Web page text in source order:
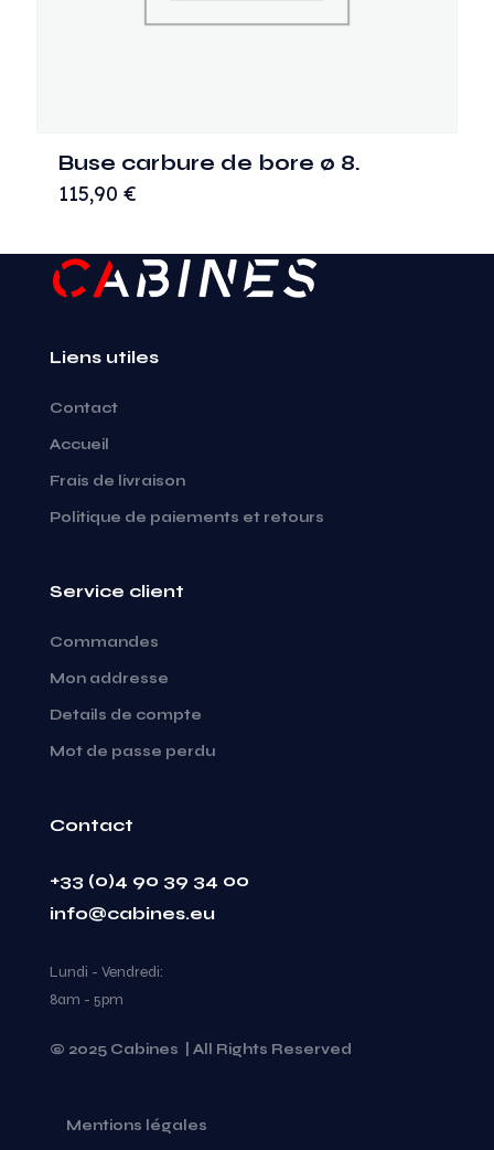
Buse carbure de bore ø 8.
115,90 €
Liens utiles
Contact
Accueil
Frais de livraison
Politique de paiements et retours
Service client
Commandes
Mon addresse
Details de compte
Mot de passe perdu
Contact
+33 (0)4 90 39 34 00
info@cabines.eu
Lundi - Vendredi:
8am - 5pm
© 2025 Cabines | All Rights Reserved
Mentions légales